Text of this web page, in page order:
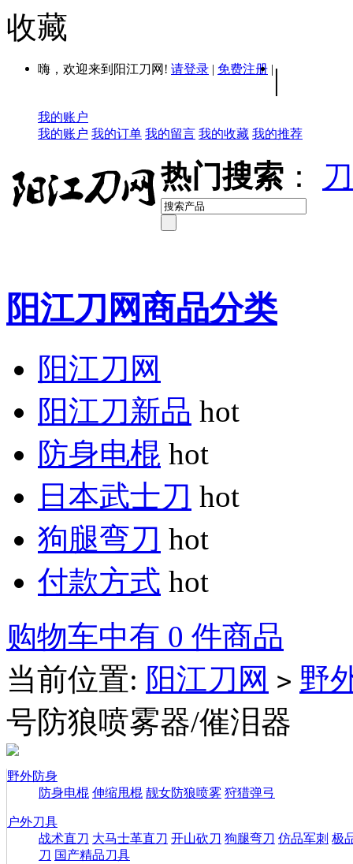
收藏
嗨，欢迎来到阳江刀网! 请登录 | 免费注册 | |
我的账户
我的账户 我的订单 我的留言 我的收藏 我的推荐
热门搜索 ：
阳江刀网商品分类
阳江刀网
阳江刀新品 hot
防身电棍 hot
日本武士刀 hot
狗腿弯刀 hot
付款方式 hot
购物车中有 0 件商品
当前位置: 阳江刀网 > 野
号防狼喷雾器/催泪器
野外防身
防身电棍 伸缩甩棍 靓女防狼喷雾 狩猎弹弓
户外刀具
战术直刀 大马士革直刀 开山砍刀 狗腿弯刀 仿品军刺 极
刀 国产精品刀具